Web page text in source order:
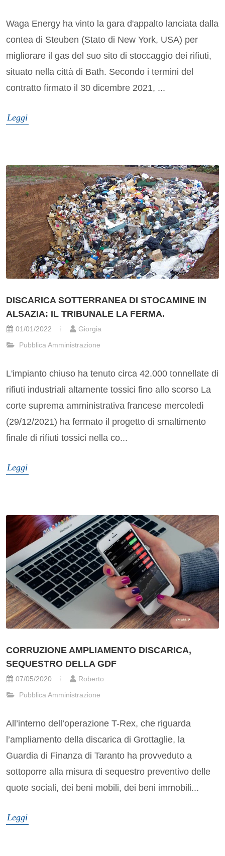
Waga Energy ha vinto la gara d'appalto lanciata dalla
contea di Steuben (Stato di New York, USA) per
migliorare il gas del suo sito di stoccaggio dei rifiuti,
situato nella città di Bath. Secondo i termini del
contratto firmato il 30 dicembre 2021, ...
Leggi
DISCARICA SOTTERRANEA DI STOCAMINE IN
ALSAZIA: IL TRIBUNALE LA FERMA.
01/01/2022
Giorgia
Pubblica Amministrazione
L'impianto chiuso ha tenuto circa 42.000 tonnellate di
rifiuti industriali altamente tossici fino allo scorso La
corte suprema amministrativa francese mercoledì
(29/12/2021) ha fermato il progetto di smaltimento
finale di rifiuti tossici nella co...
Leggi
CORRUZIONE AMPLIAMENTO DISCARICA,
SEQUESTRO DELLA GDF
07/05/2020
Roberto
Pubblica Amministrazione
All’interno dell’operazione T-Rex, che riguarda
l’ampliamento della discarica di Grottaglie, la
Guardia di Finanza di Taranto ha provveduto a
sottoporre alla misura di sequestro preventivo delle
quote sociali, dei beni mobili, dei beni immobili...
Leggi